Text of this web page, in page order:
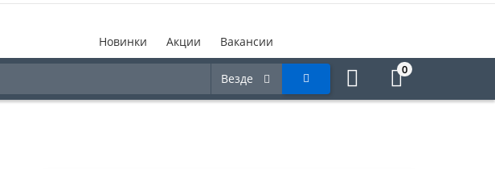
Новинки Акции Вакансии
Везде
0